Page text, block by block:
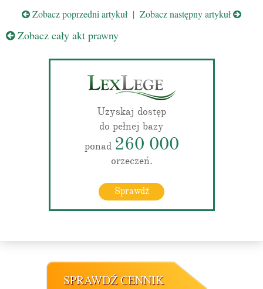
Zobacz poprzedni artykuł | Zobacz następny artykuł
Zobacz cały akt prawny
Uzyskaj dostęp
do pełnej bazy
ponad 260 000
orzeczeń.
Sprawdź
SPRAWDŹ CENNIK